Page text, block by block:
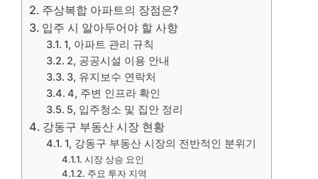
주상복합 아파트의 장점은?
입주 시 알아두어야 할 사항
1, 아파트 관리 규칙
2, 공공시설 이용 안내
3, 유지보수 연락처
4, 주변 인프라 확인
5, 입주청소 및 집안 정리
강동구 부동산 시장 현황
1, 강동구 부동산 시장의 전반적인 분위기
시장 상승 요인
주요 투자 지역